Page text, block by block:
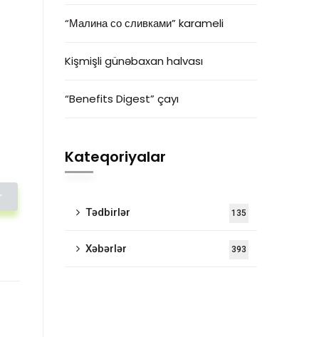
“Малина со сливками” karameli
Kişmişli günəbaxan halvası
“Benefits Digest” çayı
Kateqoriyalar
Tədbirlər 135
Xəbərlər 393